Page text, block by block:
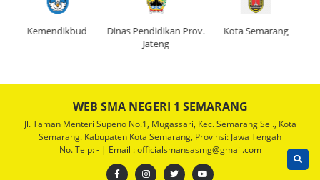
Dinas Pendidikan Prov.
Kota Semarang Kemendikbud
WEB SMA NEGERI 1 SEMARANG
Jl. Taman Menteri Supeno No.1, Mugassari, Kec. Semarang Sel., Kota
Semarang. Kabupaten Kota Semarang, Provinsi: Jawa Tengah
No. Telp: - | Email : officialsmansasmg@gmail.com